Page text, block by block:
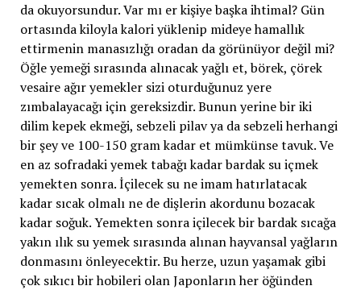
da okuyorsundur. Var mı er kişiye başka ihtimal? Gün
ortasında kiloyla kalori yüklenip mideye hamallık
ettirmenin manasızlığı oradan da görünüyor değil mi?
Öğle yemeği sırasında alınacak yağlı et, börek, çörek
vesaire ağır yemekler sizi oturduğunuz yere
zımbalayacağı için gereksizdir. Bunun yerine bir iki
dilim kepek ekmeği, sebzeli pilav ya da sebzeli herhangi
bir şey ve 100-150 gram kadar et mümkünse tavuk. Ve
en az sofradaki yemek tabağı kadar bardak su içmek
yemekten sonra. İçilecek su ne imam hatırlatacak
kadar sıcak olmalı ne de dişlerin akordunu bozacak
kadar soğuk. Yemekten sonra içilecek bir bardak sıcağa
yakın ılık su yemek sırasında alınan hayvansal yağların
donmasını önleyecektir. Bu herze, uzun yaşamak gibi
çok sıkıcı bir hobileri olan Japonların her öğünden